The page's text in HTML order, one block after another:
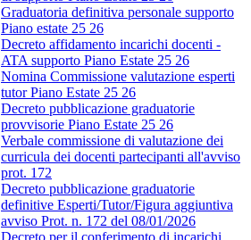
Graduatoria definitiva personale supporto
Piano estate 25 26
Decreto affidamento incarichi docenti -
ATA supporto Piano Estate 25 26
Nomina Commissione valutazione esperti
tutor Piano Estate 25 26
Decreto pubblicazione graduatorie
provvisorie Piano Estate 25 26
Verbale commissione di valutazione dei
curricula dei docenti partecipanti all'avviso
prot. 172
Decreto pubblicazione graduatorie
definitive Esperti/Tutor/Figura aggiuntiva
avviso Prot. n. 172 del 08/01/2026